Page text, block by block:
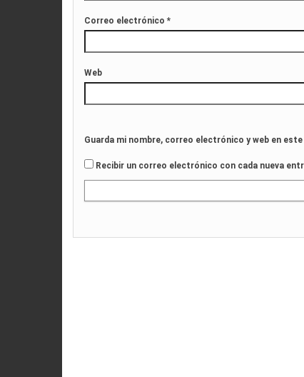
Correo electrónico *
Web
Guarda mi nombre, correo electrónico y web en
Recibir un correo electrónico con cada nueva